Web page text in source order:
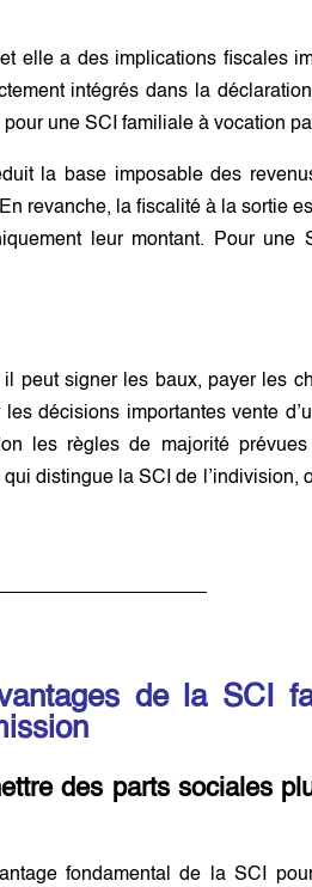
elle a des implications fiscales
intégrés dans la
une SCI familiale à vocation
la base imposable des
revanche, la fiscalité à la sortie
leur montant. Pour une
peut signer les baux, payer les
décisions importantes vente
les règles de majorité
distingue la SCI de l’indivision,
de la SCI
des parts sociales
fondamental de la SCI